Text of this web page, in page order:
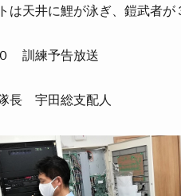
は天井に鯉が泳ぎ、鎧武者が
訓練予告放送
長 宇田総支配人